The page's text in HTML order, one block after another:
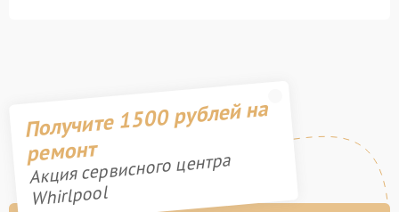
Получите 1500 рублей на
ремонт
Акция сервисного центра
Whirlpool